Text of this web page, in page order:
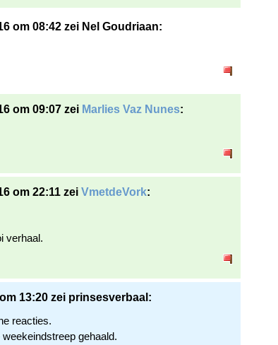
om 08:42 zei Nel Goudriaan:
om 09:07 zei Marlies Vaz Nunes:
om 22:11 zei VmetdeVork:
verhaal.
13:20 zei prinsesverbaal:
reacties.
gehaald.